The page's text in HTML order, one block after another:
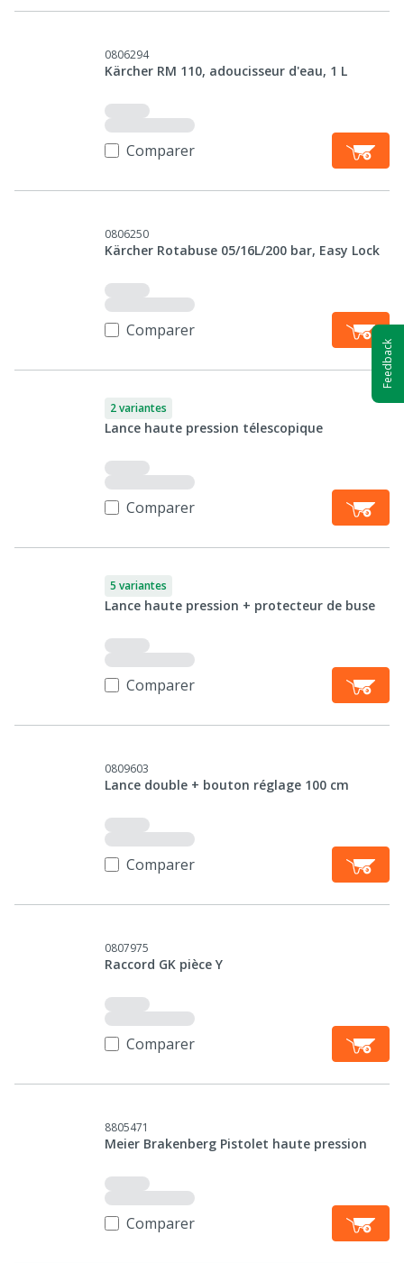
0806294
Kärcher RM 110, adoucisseur d'eau, 1 L
Comparer
0806250
Kärcher Rotabuse 05/16L/200 bar, Easy Lock
Comparer
2 variantes
Lance haute pression télescopique
Comparer
5 variantes
Lance haute pression + protecteur de buse
Comparer
0809603
Lance double + bouton réglage 100 cm
Comparer
0807975
Raccord GK pièce Y
Comparer
8805471
Meier Brakenberg Pistolet haute pression
Comparer
Feedback